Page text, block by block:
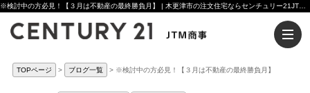
TOPページ ブログ一覧 ※検討中の方必見！【３月は不動産の最終勝負月】